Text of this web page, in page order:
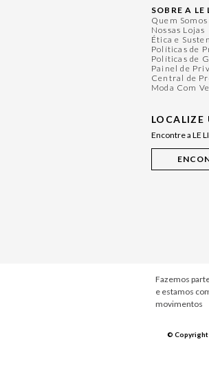
SOBRE A LE
Quem Somos
Nossas Lojas
Ética e
Políticas de
Políticas de
Painel de
Central de
Moda Com
LOCALIZE
Encontre a LE
Fazemos
e estamos
movimentos
© Copyright